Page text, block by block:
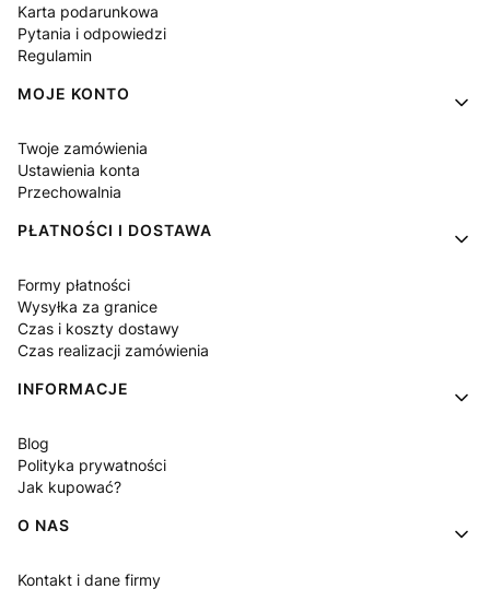
Karta podarunkowa
Pytania i odpowiedzi
Regulamin
MOJE KONTO
Twoje zamówienia
Ustawienia konta
Przechowalnia
PŁATNOŚCI I DOSTAWA
Formy płatności
Wysyłka za granice
Czas i koszty dostawy
Czas realizacji zamówienia
INFORMACJE
Blog
Polityka prywatności
Jak kupować?
O NAS
Kontakt i dane firmy